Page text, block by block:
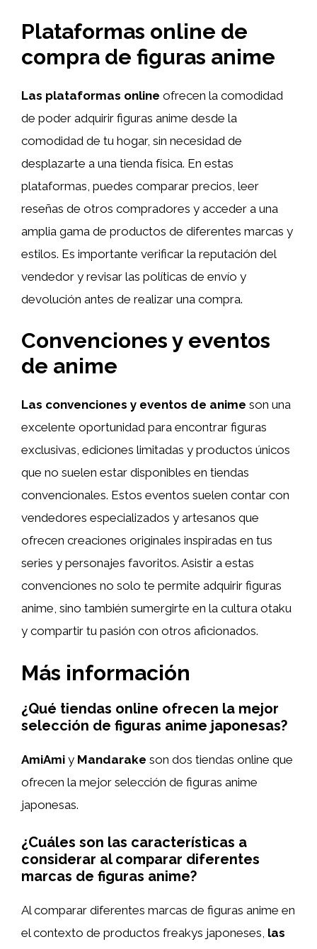
Plataformas online de
compra de figuras anime
Las plataformas online ofrecen la comodidad
de poder adquirir figuras anime desde la
comodidad de tu hogar, sin necesidad de
desplazarte a una tienda física. En estas
plataformas, puedes comparar precios, leer
reseñas de otros compradores y acceder a una
amplia gama de productos de diferentes marcas y
estilos. Es importante verificar la reputación del
vendedor y revisar las políticas de envío y
devolución antes de realizar una compra.
Convenciones y eventos
de anime
Las convenciones y eventos de anime son una
excelente oportunidad para encontrar figuras
exclusivas, ediciones limitadas y productos únicos
que no suelen estar disponibles en tiendas
convencionales. Estos eventos suelen contar con
vendedores especializados y artesanos que
ofrecen creaciones originales inspiradas en tus
series y personajes favoritos. Asistir a estas
convenciones no solo te permite adquirir figuras
anime, sino también sumergirte en la cultura otaku
y compartir tu pasión con otros aficionados.
Más información
¿Qué tiendas online ofrecen la mejor
selección de figuras anime japonesas?
AmiAmi y Mandarake son dos tiendas online que
ofrecen la mejor selección de figuras anime
japonesas.
¿Cuáles son las características a
considerar al comparar diferentes
marcas de figuras anime?
Al comparar diferentes marcas de figuras anime en
el contexto de productos freakys japoneses, las